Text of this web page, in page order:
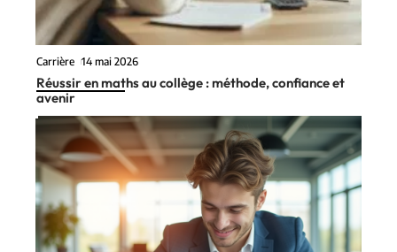
Carrière 14 mai 2026
Réussir en maths au collège : méthode, confiance et
avenir